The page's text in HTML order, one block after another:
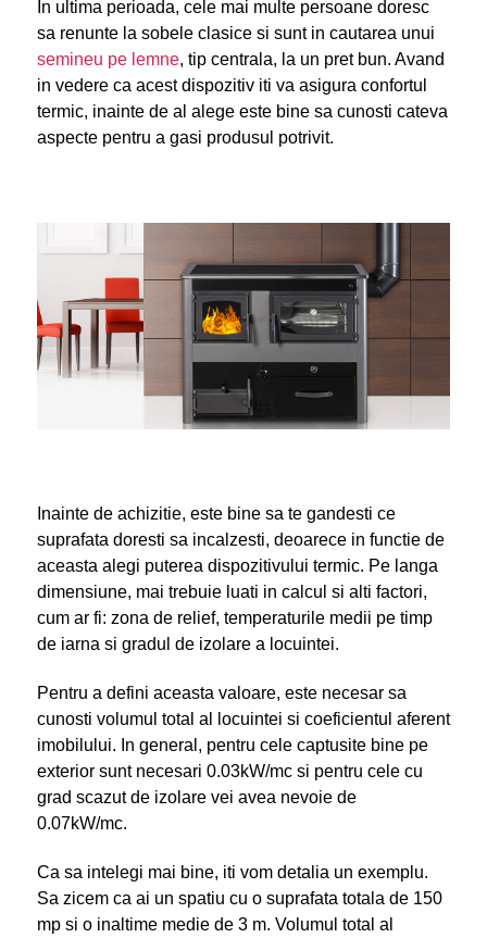
In ultima perioada, cele mai multe persoane doresc
sa renunte la sobele clasice si sunt in cautarea unui
semineu pe lemne, tip centrala, la un pret bun. Avand
in vedere ca acest dispozitiv iti va asigura confortul
termic, inainte de al alege este bine sa cunosti cateva
aspecte pentru a gasi produsul potrivit.
Inainte de achizitie, este bine sa te gandesti ce
suprafata doresti sa incalzesti, deoarece in functie de
aceasta alegi puterea dispozitivului termic. Pe langa
dimensiune, mai trebuie luati in calcul si alti factori,
cum ar fi: zona de relief, temperaturile medii pe timp
de iarna si gradul de izolare a locuintei.
Pentru a defini aceasta valoare, este necesar sa
cunosti volumul total al locuintei si coeficientul aferent
imobilului. In general, pentru cele captusite bine pe
exterior sunt necesari 0.03kW/mc si pentru cele cu
grad scazut de izolare vei avea nevoie de
0.07kW/mc.
Ca sa intelegi mai bine, iti vom detalia un exemplu.
Sa zicem ca ai un spatiu cu o suprafata totala de 150
mp si o inaltime medie de 3 m. Volumul total al